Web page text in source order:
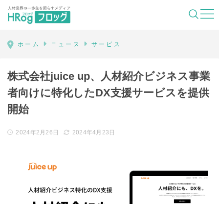
HRog | 人材業界の一歩先を照らすメディ
ホーム ニュース サービス
株式会社juice up、人材紹介ビジネス事業
者向けに特化したDX支援サービスを提供
開始
2024年2月26日 2024年4月23日